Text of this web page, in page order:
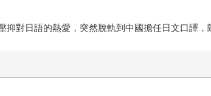
對日語的熱愛，突然脫軌到中國擔任日文口譯，